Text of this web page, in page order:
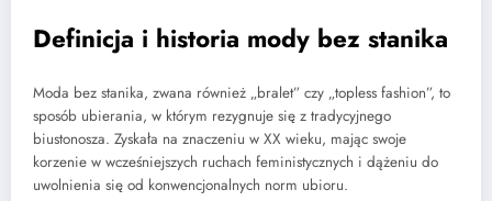
Definicja i historia mody bez stanika
Moda bez stanika, zwana również „bralet” czy „topless fashion”, to
sposób ubierania, w którym rezygnuje się z tradycyjnego
biustonosza. Zyskała na znaczeniu w XX wieku, mając swoje
korzenie w wcześniejszych ruchach feministycznych i dążeniu do
uwolnienia się od konwencjonalnych norm ubioru.